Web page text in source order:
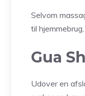
Selvom
til
Gua
Udover en